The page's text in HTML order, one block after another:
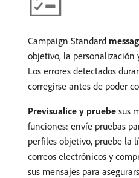
Campaign Standard
objetivo, la personalización
Los errores detectados
corregirse antes de poder
Previsualice y pruebe sus
funciones: envíe pruebas
perfiles objetivo, pruebe la
correos electrónicos y
sus mensajes para